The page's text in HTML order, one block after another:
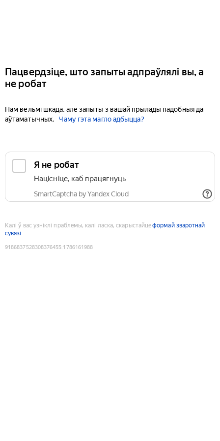
Пацвердзіце, што запыты адпраўлялі вы, а
не робат
Нам вельмі шкада, але запыты з вашай прылады падобныя да
аўтаматычных.
Чаму гэта магло адбыцца?
Я не робат
Націсніце, каб працягнуць
SmartCaptcha by Yandex Cloud
Калі ў вас узніклі праблемы, калі ласка, скарыстайцеформай зваротнай
сувязі
9186837528308376455:1786161988